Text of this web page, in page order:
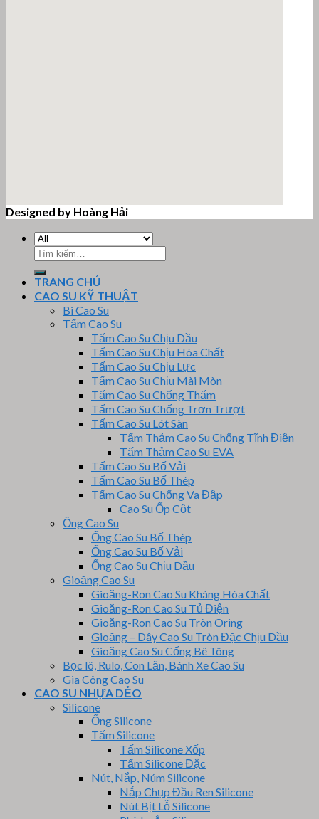
Designed by Hoàng Hải
Tìm
kiếm:
TRANG CHỦ
CAO SU KỸ THUẬT
Bi Cao Su
Tấm Cao Su
Tấm Cao Su Chịu Dầu
Tấm Cao Su Chịu Hóa Chất
Tấm Cao Su Chịu Lực
Tấm Cao Su Chịu Mài Mòn
Tấm Cao Su Chống Thấm
Tấm Cao Su Chống Trơn Trượt
Tấm Cao Su Lót Sàn
Tấm Thảm Cao Su Chống Tĩnh Điện
Tấm Thảm Cao Su EVA
Tấm Cao Su Bố Vải
Tấm Cao Su Bố Thép
Tấm Cao Su Chống Va Đập
Cao Su Ốp Cột
Ống Cao Su
Ống Cao Su Bố Thép
Ống Cao Su Bố Vải
Ống Cao Su Chịu Dầu
Gioăng Cao Su
Gioăng-Ron Cao Su Kháng Hóa Chất
Gioăng-Ron Cao Su Tủ Điện
Gioăng-Ron Cao Su Tròn Oring
Gioăng – Dây Cao Su Tròn Đặc Chịu Dầu
Gioăng Cao Su Cống Bê Tông
Bọc lô, Rulo, Con Lăn, Bánh Xe Cao Su
Gia Công Cao Su
CAO SU NHỰA DẺO
Silicone
Ống Silicone
Tấm Silicone
Tấm Silicone Xốp
Tấm Silicone Đặc
Nút, Nắp, Núm Silicone
Nắp Chụp Đầu Ren Silicone
Nút Bịt Lỗ Silicone